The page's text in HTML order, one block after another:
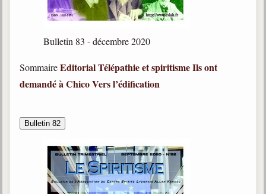
Bulletin 83 - décembre 2020
SommaireEditorialTélépathie et spiritismeIls ont
demandé à ChicoVers l’édification
Bulletin 82